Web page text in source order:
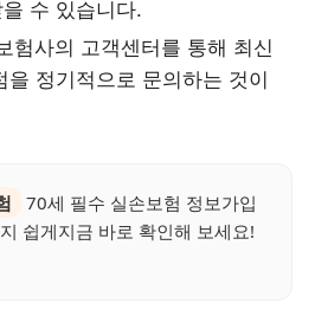
수 있습니다.
험사의 고객센터를 통해 최신
을 정기적으로 문의하는 것이
70세 필수 실손보험 정보가입
쉽게지금 바로 확인해 보세요!